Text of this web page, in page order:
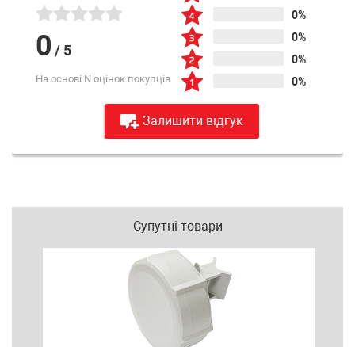
0 / 5
На основі N оцінок покупців
0%
0%
0%
0%
Залишити відгук
Супутні товари